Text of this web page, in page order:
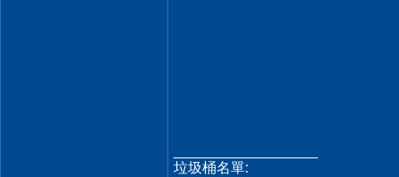
垃圾桶名單: